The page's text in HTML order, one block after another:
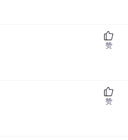
赞
赞